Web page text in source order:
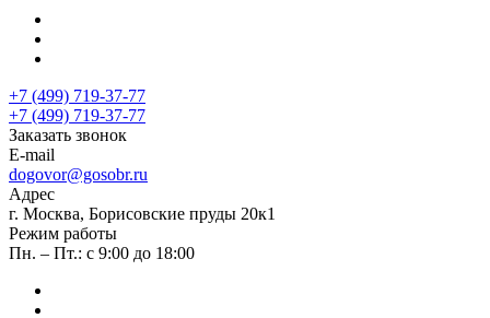
+7 (499) 719-37-77
+7 (499) 719-37-77
Заказать звонок
E-mail
dogovor@gosobr.ru
Адрес
г. Москва, Борисовские пруды 20к1
Режим работы
Пн. – Пт.: с 9:00 до 18:00